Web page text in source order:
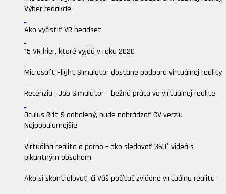
Výber redakcie
Ako vyčistiť VR headset
15 VR hier, ktoré vyjdú v roku 2020
Microsoft Flight Simulator dostane podporu virtuálnej reality
Recenzia : Job Simulator – bežná práca vo virtuálnej realite
Oculus Rift S odhalený, bude nahrádzať CV verziu
Najpopularnejšie
Virtuálna realita a porno – ako sledovať 360° videá s
pikantným obsahom
Ako si skontrolovať, či Váš počítač zvládne virtuálnu realitu